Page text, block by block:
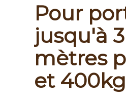
Pour
jusqu'à 3
mètres
et